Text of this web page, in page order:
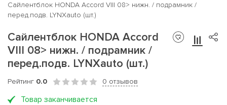
Сайлентблок HONDA Accord VIII 08> нижн. / подрамник /
перед.подв. LYNXauto (шт.)
Сайлентблок HONDA Accord
VIII 08> нижн. / подрамник /
перед.подв. LYNXauto (шт.)
Рейтинг 0.0 0 отзывов
Товар заканчивается